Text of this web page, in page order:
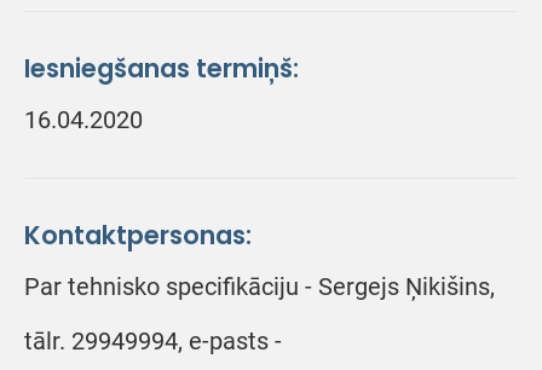
Iesniegšanas termiņš:
16.04.2020
Kontaktpersonas:
Par tehnisko specifikāciju - Sergejs Ņikišins,
tālr. 29949994, e-pasts -